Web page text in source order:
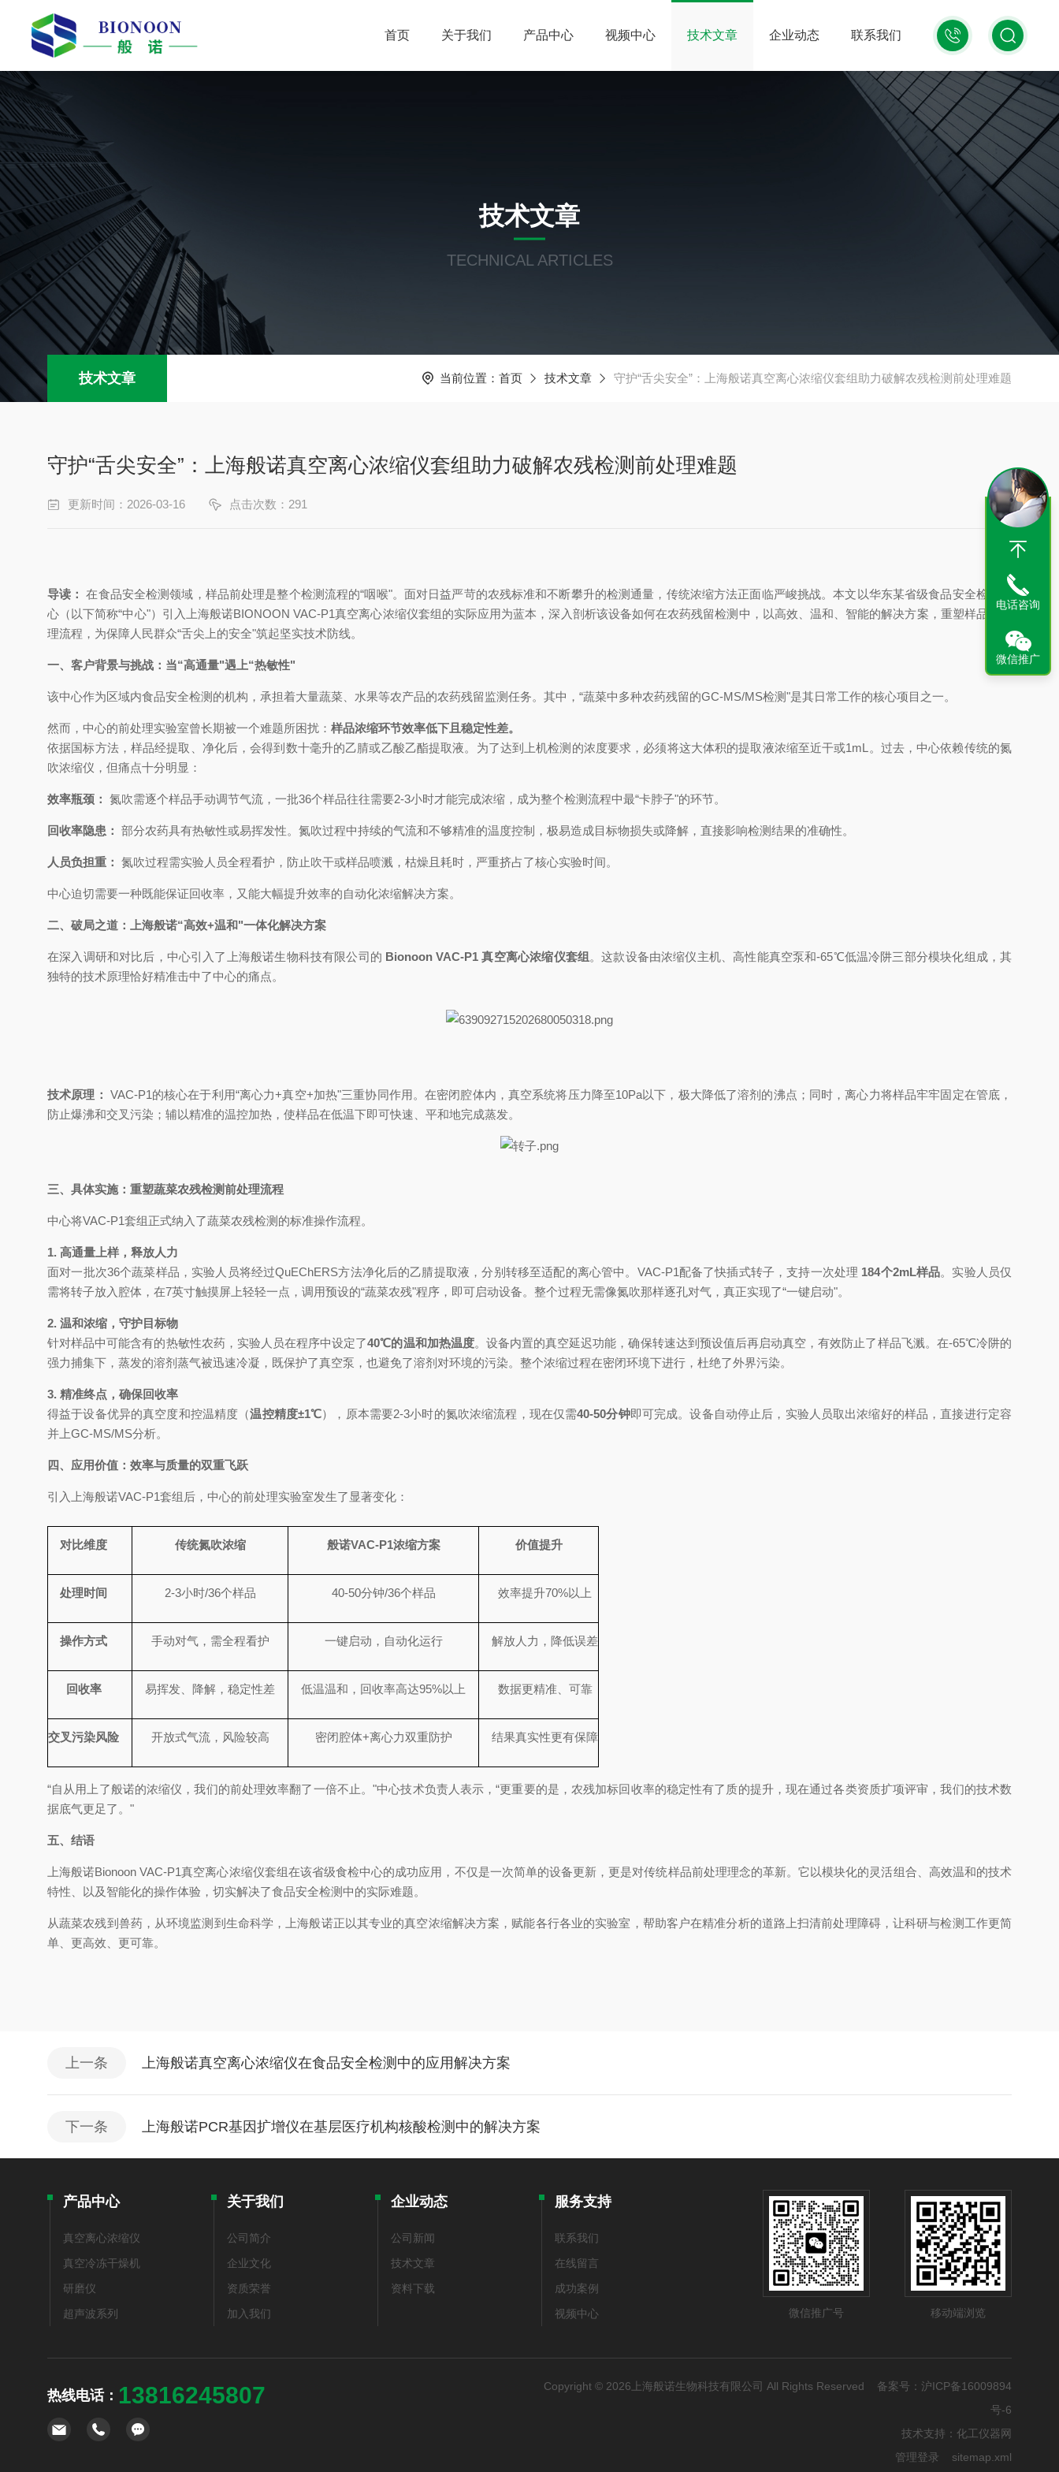
13816245807
首页 关于我们 产品中心 视频中心 技术文章 企业动态 联系我们
技术文章
TECHNICAL ARTICLES
技术文章 当前位置： 首页 技术文章 守护“舌尖安全”：上海般诺真空离心浓缩仪套组助力破解农残检测前处理难题
守护“舌尖安全”：上海般诺真空离心浓缩仪套组助力破解农残检测前处理难题
更新时间：2026-03-16 点击次数：291
导读： 在食品安全检测领域，样品前处理是整个检测流程的“咽喉"。面对日益严苛的农残标准和不断攀升的检测通量，传统浓缩方法正面临严峻挑战。本文以华东某省级食品安全检测中
心（以下简称“中心"）引入上海般诺BIONOON VAC-P1真空离心浓缩仪套组的实际应用为蓝本，深入剖析该设备如何在农药残留检测中，以高效、温和、智能的解决方案，重塑样品前处
理流程，为保障人民群众“舌尖上的安全"筑起坚实技术防线。
一、客户背景与挑战：当“高通量"遇上“热敏性"
该中心作为区域内食品安全检测的机构，承担着大量蔬菜、水果等农产品的农药残留监测任务。其中，“蔬菜中多种农药残留的GC-MS/MS检测"是其日常工作的核心项目之一。
然而，中心的前处理实验室曾长期被一个难题所困扰： 样品浓缩环节效率低下且稳定性差。
依据国标方法，样品经提取、净化后，会得到数十毫升的乙腈或乙酸乙酯提取液。为了达到上机检测的浓度要求，必须将这大体积的提取液浓缩至近干或1mL。过去，中心依赖传统的氮
吹浓缩仪，但痛点十分明显：
效率瓶颈： 氮吹需逐个样品手动调节气流，一批36个样品往往需要2-3小时才能完成浓缩，成为整个检测流程中最“卡脖子"的环节。
回收率隐患： 部分农药具有热敏性或易挥发性。氮吹过程中持续的气流和不够精准的温度控制，极易造成目标物损失或降解，直接影响检测结果的准确性。
人员负担重： 氮吹过程需实验人员全程看护，防止吹干或样品喷溅，枯燥且耗时，严重挤占了核心实验时间。
中心迫切需要一种既能保证回收率，又能大幅提升效率的自动化浓缩解决方案。
二、破局之道：上海般诺“高效+温和"一体化解决方案
在深入调研和对比后，中心引入了上海般诺生物科技有限公司的 Bionoon VAC-P1真空离心浓缩仪套组 。这款设备由浓缩仪主机、高性能真空泵和-65℃低温冷阱三部分模块化组成，其
独特的技术原理恰好精准击中了中心的痛点。
技术原理： VAC-P1的核心在于利用“离心力+真空+加热"三重协同作用。在密闭腔体内，真空系统将压力降至10Pa以下，极大降低了溶剂的沸点；同时，离心力将样品牢牢固定在管底，
防止爆沸和交叉污染；辅以精准的温控加热，使样品在低温下即可快速、平和地完成蒸发。
三、具体实施：重塑蔬菜农残检测前处理流程
中心将VAC-P1套组正式纳入了蔬菜农残检测的标准操作流程。
1. 高通量上样，释放人力
面对一批次36个蔬菜样品，实验人员将经过QuEChERS方法净化后的乙腈提取液，分别转移至适配的离心管中。VAC-P1配备了快插式转子，支持一次处理 184个2mL样品。实验人员仅
需将转子放入腔体，在7英寸触摸屏上轻轻一点，调用预设的“蔬菜农残"程序，即可启动设备。整个过程无需像氮吹那样逐孔对气，真正实现了“一键启动"。
2. 温和浓缩，守护目标物
针对样品中可能含有的热敏性农药，实验人员在程序中设定了40℃的温和加热温度。设备内置的真空延迟功能，确保转速达到预设值后再启动真空，有效防止了样品飞溅。在-65℃冷阱的
强力捕集下，蒸发的溶剂蒸气被迅速冷凝，既保护了真空泵，也避免了溶剂对环境的污染。整个浓缩过程在密闭环境下进行，杜绝了外界污染。
3. 精准终点，确保回收率
得益于设备优异的真空度和控温精度（温控精度±1℃），原本需要2-3小时的氮吹浓缩流程，现在仅需40-50分钟即可完成。设备自动停止后，实验人员取出浓缩好的样品，直接进行定容
并上GC-MS/MS分析。
四、应用价值：效率与质量的双重飞跃
引入上海般诺VAC-P1套组后，中心的前处理实验室发生了显著变化：
对比维度 传统氮吹浓缩 般诺VAC-P1浓缩方案 价值提升
处理时间 2-3小时/36个样品 40-50分钟/36个样品 效率提升70%以上
操作方式 手动对气，需全程看护 一键启动，自动化运行 解放人力，降低误差
回收率 易挥发、降解，稳定性差 低温温和，回收率高达95%以上 数据更精准、可靠
交叉污染风险 开放式气流，风险较高 密闭腔体+离心力双重防护 结果真实性更有保障
“自从用上了般诺的浓缩仪，我们的前处理效率翻了一倍不止。"中心技术负责人表示，“更重要的是，农残加标回收率的稳定性有了质的提升，现在通过各类资质扩项评审，我们的技术数
据底气更足了。"
五、结语
上海般诺Bionoon VAC-P1真空离心浓缩仪套组在该省级食检中心的成功应用，不仅是一次简单的设备更新，更是对传统样品前处理理念的革新。它以模块化的灵活组合、高效温和的技术
特性、以及智能化的操作体验，切实解决了食品安全检测中的实际难题。
从蔬菜农残到兽药，从环境监测到生命科学，上海般诺正以其专业的真空浓缩解决方案，赋能各行各业的实验室，帮助客户在精准分析的道路上扫清前处理障碍，让科研与检测工作更简
单、更高效、更可靠。
上一条 上海般诺真空离心浓缩仪在食品安全检测中的应用解决方案
下一条 上海般诺PCR基因扩增仪在基层医疗机构核酸检测中的解决方案
产品中心
真空离心浓缩仪
真空冷冻干燥机
研磨仪
超声波系列
关于我们
公司简介
企业文化
资质荣誉
加入我们
企业动态
公司新闻
技术文章
资料下载
服务支持
联系我们
在线留言
成功案例
视频中心
微信推广号 移动端浏览
热线电话： 13816245807 Copyright © 2026上海般诺生物科技有限公司 All Rights Reserved 备案号： 沪ICP备16009894
号-6
技术支持： 化工仪器网
管理登录
sitemap.xml
电话咨询
微信推广